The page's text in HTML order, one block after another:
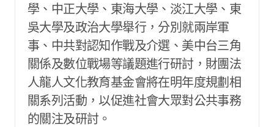
學、中正大學、東海大學、淡江大學、東
吳大學及政治大學舉行，分別就兩岸軍
事、中共對認知作戰及介選、美中台三角
關係及數位戰場等議題進行研討，財團法
人龍人文化教育基金會將在明年度規劃相
關系列活動，以促進社會大眾對公共事務
的關注及研討。